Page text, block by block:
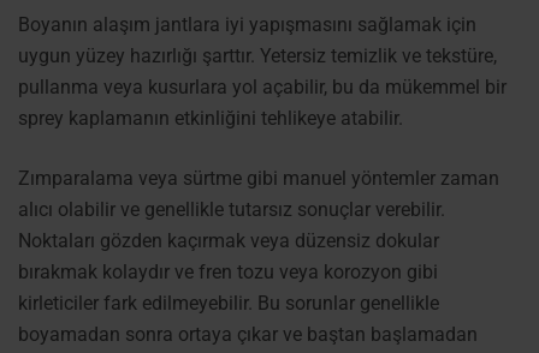
Boyanın alaşım jantlara iyi yapışmasını sağlamak için
uygun yüzey hazırlığı şarttır. Yetersiz temizlik ve tekstüre,
pullanma veya kusurlara yol açabilir, bu da mükemmel bir
sprey kaplamanın etkinliğini tehlikeye atabilir.
Zımparalama veya sürtme gibi manuel yöntemler zaman
alıcı olabilir ve genellikle tutarsız sonuçlar verebilir.
Noktaları gözden kaçırmak veya düzensiz dokular
bırakmak kolaydır ve fren tozu veya korozyon gibi
kirleticiler fark edilmeyebilir. Bu sorunlar genellikle
boyamadan sonra ortaya çıkar ve baştan başlamadan